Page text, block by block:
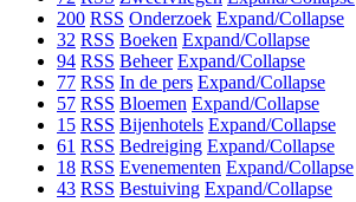
200 RSS Onderzoek Expand/Collapse
32 RSS Boeken Expand/Collapse
94 RSS Beheer Expand/Collapse
77 RSS In de pers Expand/Collapse
57 RSS Bloemen Expand/Collapse
15 RSS Bijenhotels Expand/Collapse
61 RSS Bedreiging Expand/Collapse
18 RSS Evenementen Expand/Collapse
43 RSS Bestuiving Expand/Collapse